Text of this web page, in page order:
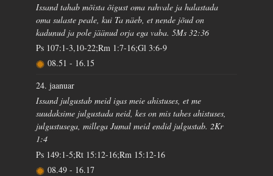
Issand tahab mõista õigust oma rahvale ja halastada
oma sulaste peale, kui Ta näeb, et nende jõud on
kadunud ja pole jäänud orja ega vaba. 5Ms 32:36
Ps 107:1-3,10-22;Rm 1:7-16;Gl 3:6-9
08.51 - 16.15
24. jaanuar
Issand julgustab meid igas meie ahistuses, et me
suudaksime julgustada neid, kes on mis tahes ahistuses,
julgustusega, millega Jumal meid endid julgustab. 2Kr
1:4
Ps 149:1-5;Rt 15:12-16;Rm 15:12-16
08.49 - 16.17